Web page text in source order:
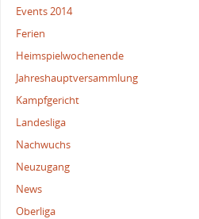
Events 2014
Ferien
Heimspielwochenende
Jahreshauptversammlung
Kampfgericht
Landesliga
Nachwuchs
Neuzugang
News
Oberliga